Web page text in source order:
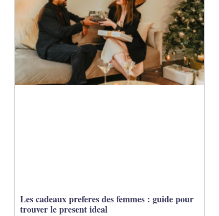
Les cadeaux preferes des femmes : guide pour
trouver le present ideal